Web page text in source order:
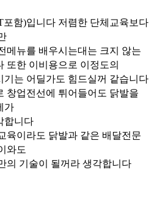
포함)입니다 저렴한 단체교육보다
메뉴를 배우시는대는 크지 않는
또한 이비용으로 이정도의
기는 어딜가도 힘드실꺼 같습니다
창업전선에 튀어들어도 닭발을
가
합니다
육이라도 닭발과 같은 배달전문
와도
의 기술이 될꺼라 생각합니다